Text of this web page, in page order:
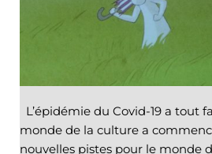
L’épidémie du Covid-19 a tout
monde de la culture a
nouvelles pistes pour le monde